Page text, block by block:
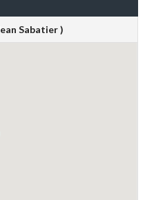
Sabatier )